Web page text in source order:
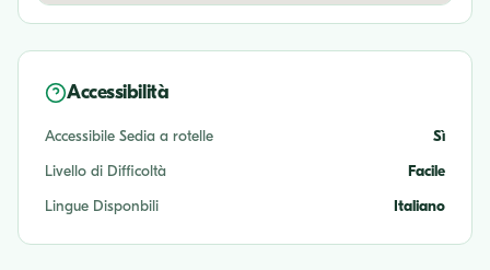
Accessibilità
Accessibile Sedia a rotelle
Sì
Livello di Difficoltà
Facile
Lingue Disponbili
Italiano